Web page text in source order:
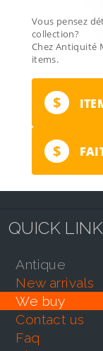
Vous pensez
collection?
Chez Antiquité
items.
$
$
QUICK
antique
new arrivals
we buy
contact us
faq